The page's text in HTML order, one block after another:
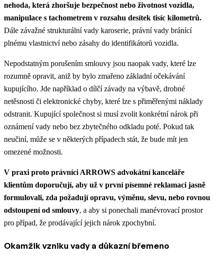
nehoda, která zhoršuje bezpečnost nebo životnost vozidla,
manipulace s tachometrem v rozsahu desítek tisíc kilometrů.
Dále závažné strukturální vady karoserie, právní vady bránící
plnému vlastnictví nebo zásahy do identifikátorů vozidla.
Nepodstatným porušením smlouvy jsou naopak vady, které lze
rozumně opravit, aniž by bylo zmařeno základní očekávání
kupujícího. Jde například o dílčí závady na výbavě, drobné
netěsnosti či elektronické chyby, které lze s přiměřenými náklady
odstranit. Kupující společnost si musí zvolit konkrétní nárok při
oznámení vady nebo bez zbytečného odkladu poté. Pokud tak
neučiní, může se v některých případech stát, že bude mít jen
omezené možnosti.
V praxi proto právníci ARROWS advokátní kanceláře
klientům doporučují, aby už v první písemné reklamaci jasně
formulovali, zda požadují opravu, výměnu, slevu, nebo rovnou
odstoupení od smlouvy, a aby si ponechali manévrovací prostor
pro případ, že prodávající jejich nárok zpochybní.
Okamžik vzniku vady a důkazní břemeno